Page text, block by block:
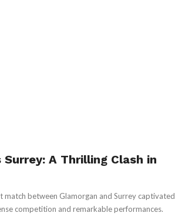
Surrey: A Thrilling Clash in
match between Glamorgan and Surrey captivated
competition and remarkable performances.